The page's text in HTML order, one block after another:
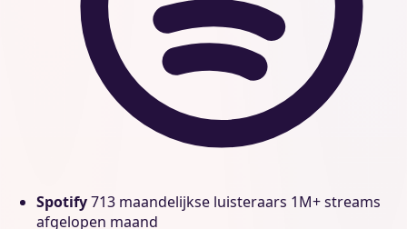
Spotify713 maandelijkse luisteraars 1M+ streams
afgelopen maand